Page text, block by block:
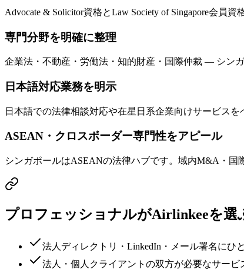
Advocate & Solicitor資格とLaw Society of Singapore会員
専門分野を明確に整理
企業法・不動産・労働法・知的財産・国際仲裁 — シン
日本語対応業務を明示
日本語での法律相談対応や在星日系企業向けサービス
ASEAN・クロスボーダー専門性をアピール
シンガポールはASEANの法律ハブです。域内M&A・国
プロフェッショナルがAirlinkeeを選
法人ディレクトリ・LinkedIn・メール署名にひ
法人・個人クライアントの双方が必要なサービ